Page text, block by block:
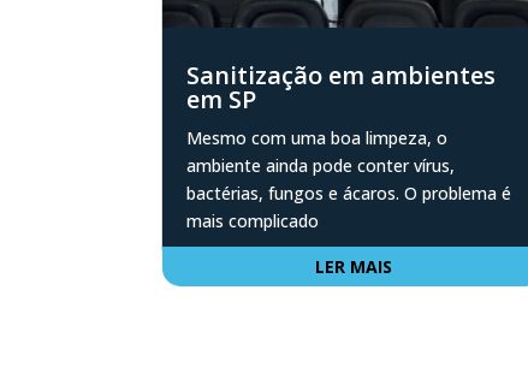
Sanitização em ambientes
em SP
Mesmo com uma boa limpeza, o
ambiente ainda pode conter vírus,
bactérias, fungos e ácaros. O problema é
mais complicado
LER MAIS